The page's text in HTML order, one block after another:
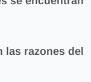
las razones del